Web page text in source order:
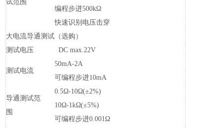
试范围
编程步进500kΩ
快速识别电压击穿
大电流导通测试（选购）
测试电压
DC max.22V
测试电流
50mA-2A
可编程步进10mA
导通测试范
围
0.5Ω-10Ω(±2%)
10Ω-1kΩ(±5%)
可编程步进0.001Ω